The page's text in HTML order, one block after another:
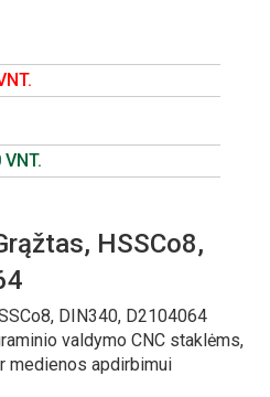
VNT.
HSSCo8,
DIN340, D2104064
valdymo CNC staklėms,
medienos apdirbimui